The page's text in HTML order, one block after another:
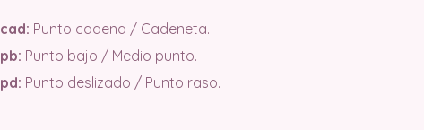
cad: Punto cadena / Cadeneta.
pb: Punto bajo / Medio punto.
pd: Punto deslizado / Punto raso.